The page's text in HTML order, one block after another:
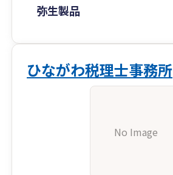
弥生製品
ひながわ税理士事務所
No Image